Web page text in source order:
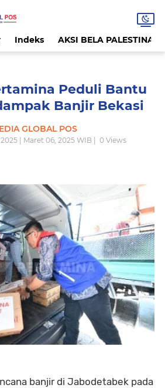
Indeks AKSI BELA PALESTINA
Peduli Bantu
Banjir Bekasi
GLOBAL POS
| Maret 06, 2025 WIB | 0Views
banjir di Jabodetabek pada